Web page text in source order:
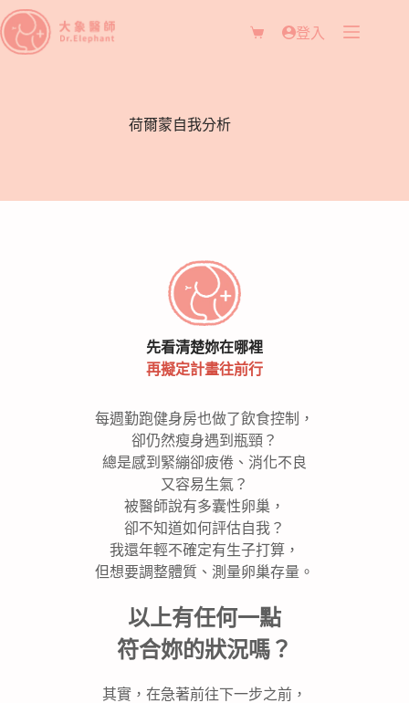
登入
荷爾蒙自我分析
先看清楚妳在哪裡
再擬定計畫往前行
每週勤跑健身房也做了飲食控制，
卻仍然瘦身遇到瓶頸？
總是感到緊繃卻疲倦、消化不良
又容易生氣？
被醫師說有多囊性卵巢，
卻不知道如何評估自我？
我還年輕不確定有生子打算，
但想要調整體質、測量卵巢存量。
以上有任何一點
符合妳的狀況嗎？
其實，在急著前往下一步之前，